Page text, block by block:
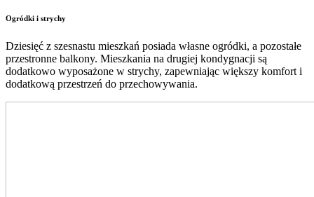
Ogródki i strychy
Dziesięć z szesnastu mieszkań posiada własne ogródki, a pozostałe
przestronne balkony. Mieszkania na drugiej kondygnacji są
dodatkowo wyposażone w strychy, zapewniając większy komfort i
dodatkową przestrzeń do przechowywania.